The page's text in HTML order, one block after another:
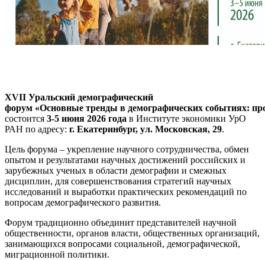
XVII Уральский демографический
форум «Основные тренды в демографических событиях:
состоится 3-5 июня 2026 года в Институте экономики УрО
РАН по адресу: г. Екатеринбург, ул. Московская, 29.
Цель форума – укрепление научного сотрудничества, обмен
опытом и результатами научных достижений российских и
зарубежных ученых в области демографии и смежных
дисциплин, для совершенствования стратегий научных
исследований и выработки практических рекомендаций по
вопросам демографического развития.
Форум традиционно объединит представителей научной
общественности, органов власти, общественных организаций,
занимающихся вопросами социальной, демографической,
миграционной политики.